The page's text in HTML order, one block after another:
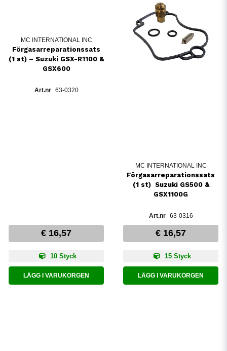
MC INTERNATIONAL INC
Förgasarreparationssats
(1 st) – Suzuki GSX-R1100 &
GSX600
63-0320
€ 16,57
10 Styck
LÄGG I VARUKORGEN
MC INTERNATIONAL INC
Förgasarreparationssats
(1 st)  Suzuki GS500 &
GSX1100G
63-0316
€ 16,57
15 Styck
LÄGG I VARUKORGEN